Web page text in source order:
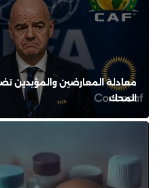
معادلة المعارضين والمؤيدين
المحك